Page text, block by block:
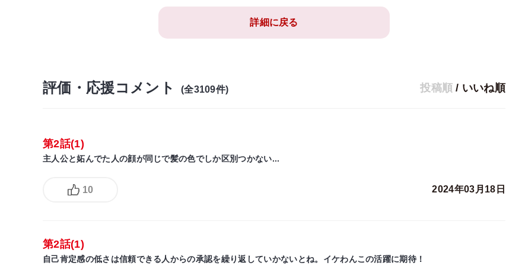
詳細に戻る
評価・応援コメント (全3109件) 投稿順 / いいね順
第2話(1)
主人公と妬んでた人の顔が同じで髪の色でしか区別つかない...
10 2024年03月18日
第2話(1)
自己肯定感の低さは信頼できる人からの承認を繰り返していかないとね。イケわんこの活躍に期待！